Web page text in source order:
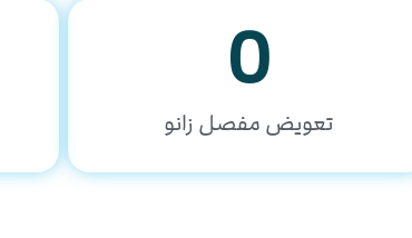
تعویض مفصل زانو
0